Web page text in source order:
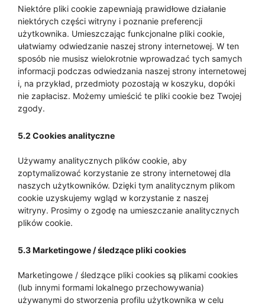
Niektóre pliki cookie zapewniają prawidłowe działanie
niektórych części witryny i poznanie preferencji
użytkownika. Umieszczając funkcjonalne pliki cookie,
ułatwiamy odwiedzanie naszej strony internetowej. W ten
sposób nie musisz wielokrotnie wprowadzać tych samych
informacji podczas odwiedzania naszej strony internetowej
i, na przykład, przedmioty pozostają w koszyku, dopóki
nie zapłacisz. Możemy umieścić te pliki cookie bez Twojej
zgody.
5.2 Cookies analityczne
Używamy analitycznych plików cookie, aby
zoptymalizować korzystanie ze strony internetowej dla
naszych użytkowników. Dzięki tym analitycznym plikom
cookie uzyskujemy wgląd w korzystanie z naszej
witryny. Prosimy o zgodę na umieszczanie analitycznych
plików cookie.
5.3 Marketingowe / śledzące pliki cookies
Marketingowe / śledzące pliki cookies są plikami cookies
(lub innymi formami lokalnego przechowywania)
używanymi do stworzenia profilu użytkownika w celu